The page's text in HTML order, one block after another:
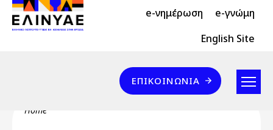
Skip to main content
Header Top 2 e-νημέρωση e-γνώμη
Header Top English Site
Επικοινωνία
ΕΠΙΚΟΙΝΩΝΊΑ
Breadcrumb
Home